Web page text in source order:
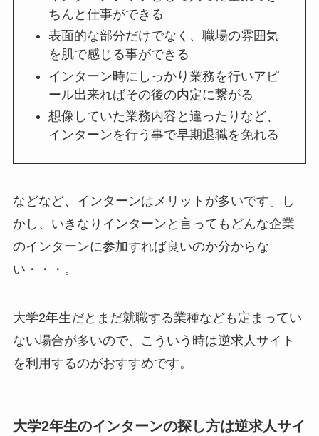
ちんと仕事ができる
表面的な部分だけでなく、職場の雰囲気
を肌で感じる事ができる
インターン時にしっかり業務を行いアピ
ール出来ればその後の内定に繋がる
想像していた業務内容と違ったりなど、
インターンを行う事で早期退職を免れる
などなど、インターンはメリットが多いです。し
かし、いきなりインターンと言ってもどんな企業
のインターンに参加すれば良いのか分からな
い・・・。
大学2年生だとまだ就職する業種なども定まってい
ない場合が多いので、こういう時は逆求人サイト
を利用するのがおすすめです。
大学2年生のインターンの探し方は逆求人サイ